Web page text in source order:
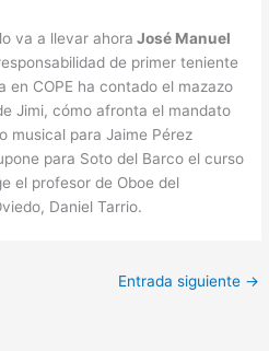
va a llevar ahora José Manuel
de primer teniente
en COPE ha contado el mazazo
Jimi, cómo afronta el mandato
musical para Jaime Pérez
para Soto del Barco el curso
el profesor de Oboe del
Daniel Tarrio.
Entrada siguiente →